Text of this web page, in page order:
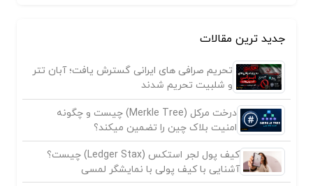
جدید ترین مقالات
تحریم صرافی های ایرانی گسترش یافت؛ آبان تتر
و شلبیت تحریم شدند
درخت مرکل (Merkle Tree) چیست و چگونه
امنیت بلاک چین را تضمین میکند؟
کیف پول لجر استکس (Ledger Stax) چیست؟
آشنایی با کیف پولی با نمایشگر لمسی